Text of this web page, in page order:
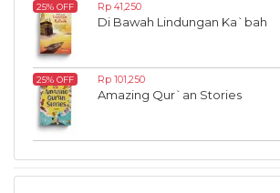
25% OFF Rp 41,250
Di Bawah Lindungan Ka`bah
25% OFF Rp 101,250
Amazing Qur`an Stories